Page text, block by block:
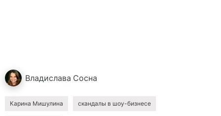
Владислава Сосна
Карина Мишулина скандалы в шоу-бизнесе